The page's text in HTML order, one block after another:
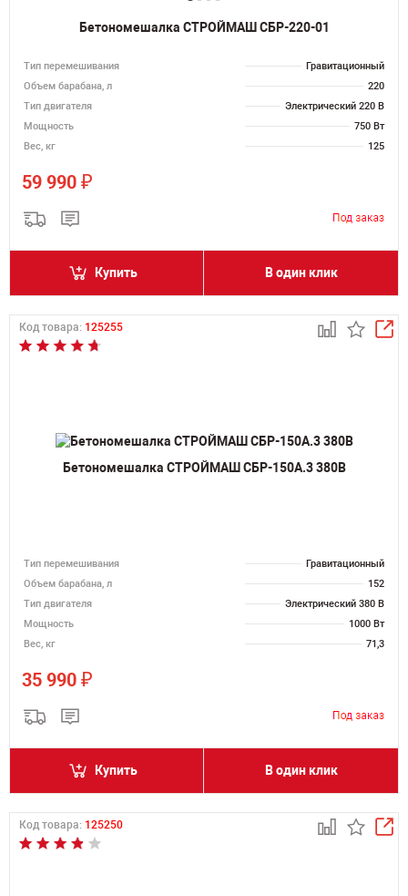
Бетономешалка СТРОЙМАШ СБР-220-01
Тип перемешивания
Гравитационный
Объем барабана, л
220
Тип двигателя
Электрический 220 В
Мощность
750 Вт
Вес, кг
125
59 990 ₽
Купить В один клик
Код товара: 125255
Бетономешалка СТРОЙМАШ СБР-150А.3 380В
Тип перемешивания
Гравитационный
Объем барабана, л
152
Тип двигателя
Электрический 380 В
Мощность
1000 Вт
Вес, кг
71,3
35 990 ₽
Купить В один клик
Код товара: 125250